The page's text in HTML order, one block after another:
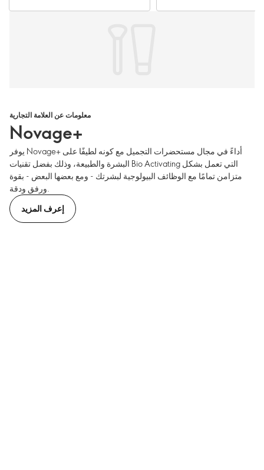
معلومات عن العلامة التجارية
Novage+
يوفر Novage+ أداءً في مجال مستحضرات التجميل مع كونه لطيفًا على
البشرة والطبيعة، وذلك بفضل تقنيات Bio Activating التي تعمل بشكل
متزامن تمامًا مع الوظائف البيولوجية لبشرتك - ومع بعضها البعض - بقوة
ورفق ودقة.
إعرف المزيد